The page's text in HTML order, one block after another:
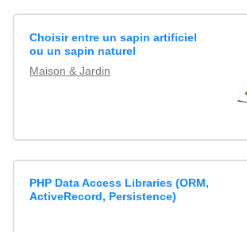
Choisir entre un sapin artificiel
ou un sapin naturel
Maison & Jardin
PHP Data Access Libraries (ORM,
ActiveRecord, Persistence)